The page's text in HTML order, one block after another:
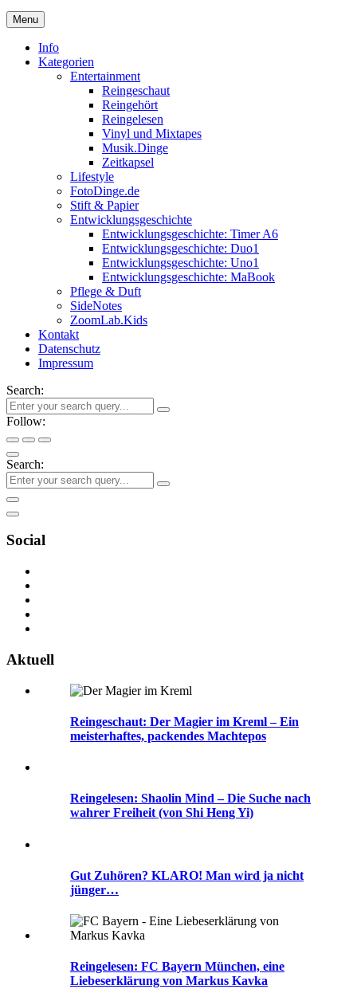
Menu
Info
Kategorien
Entertainment
Reingeschaut
Reingehört
Reingelesen
Vinyl und Mixtapes
Musik.Dinge
Zeitkapsel
Lifestyle
FotoDinge.de
Stift & Papier
Entwicklungsgeschichte
Entwicklungsgeschichte: Timer A6
Entwicklungsgeschichte: Duo1
Entwicklungsgeschichte: Uno1
Entwicklungsgeschichte: MaBook
Pflege & Duft
SideNotes
ZoomLab.Kids
Kontakt
Datenschutz
Impressum
Search:
Follow:
Search:
Social
Aktuell
Reingeschaut: Der Magier im Kreml – Ein
meisterhaftes, packendes Machtepos
Reingelesen: Shaolin Mind – Die Suche nach
wahrer Freiheit (von Shi Heng Yi)
Gut Zuhören? KLARO! Man wird ja nicht
jünger…
Reingelesen: FC Bayern München, eine
Liebeserklärung von Markus Kavka